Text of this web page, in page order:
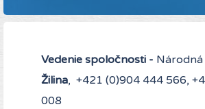
Vedenie spoločnosti -
Žilina, +421 (0)904 444 566,
008